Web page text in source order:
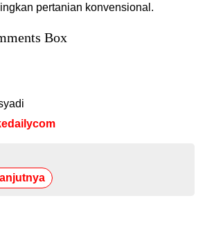
pertanian konvensional.
Box